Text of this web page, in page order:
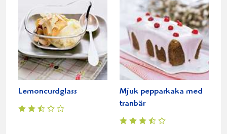
Lemoncurdglass
Mjuk pepparkaka med
tranbär